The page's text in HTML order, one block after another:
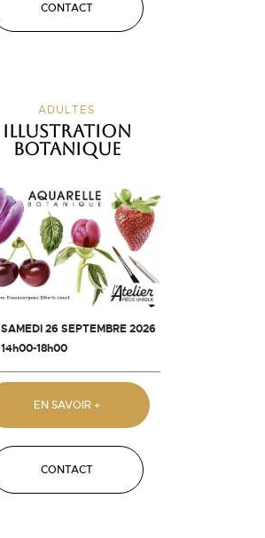
CONTACT
ADULTES
Illustration
botanique
SAMEDI 26 SEPTEMBRE 2026
14h00-18h00
EN SAVOIR +
CONTACT